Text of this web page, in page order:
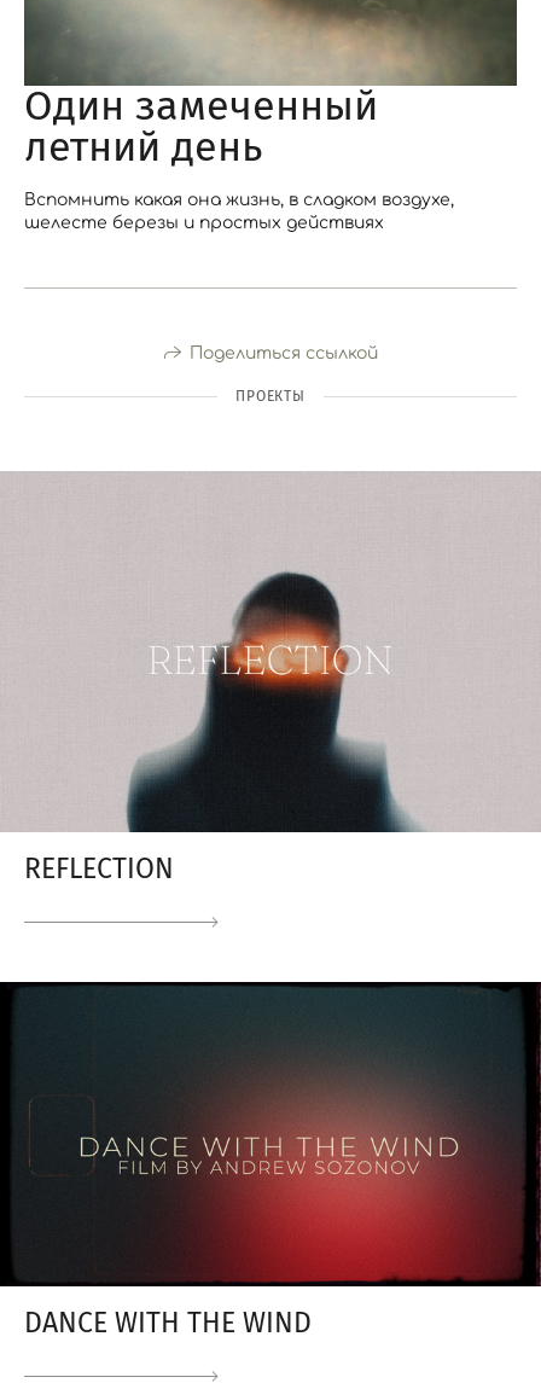
Один замеченный
летний день
Вспомнить какая она жизнь, в сладком воздухе,
шелесте березы и простых действиях
Поделиться ссылкой
ПРОЕКТЫ
REFLECTION
DANCE WITH THE WIND